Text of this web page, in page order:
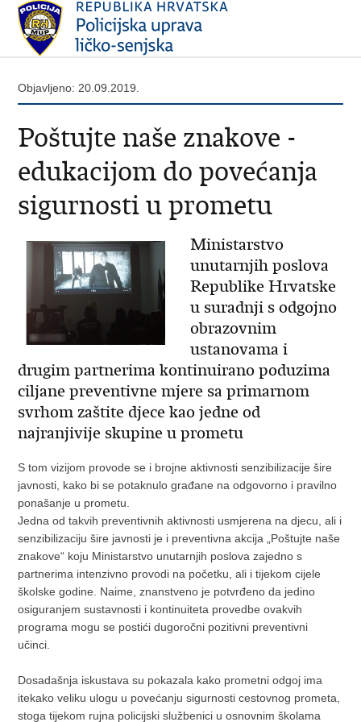
Objavljeno: 20.09.2019.
Poštujte naše znakove -
edukacijom do povećanja
sigurnosti u prometu
Ministarstvo
unutarnjih poslova
Republike Hrvatske
u suradnji s odgojno
obrazovnim
ustanovama i
drugim partnerima kontinuirano poduzima
ciljane preventivne mjere sa primarnom
svrhom zaštite djece kao jedne od
najranjivije skupine u prometu
S tom vizijom provode se i brojne aktivnosti senzibilizacije šire
javnosti, kako bi se potaknulo građane na odgovorno i pravilno
ponašanje u prometu.
Jedna od takvih preventivnih aktivnosti usmjerena na djecu, ali i
senzibilizaciju šire javnosti je i preventivna akcija „Poštujte naše
znakove“ koju Ministarstvo unutarnjih poslova zajedno s
partnerima intenzivno provodi na početku, ali i tijekom cijele
školske godine. Naime, znanstveno je potvrđeno da jedino
osiguranjem sustavnosti i kontinuiteta provedbe ovakvih
programa mogu se postići dugoročni pozitivni preventivni
učinci.
Dosadašnja iskustava su pokazala kako prometni odgoj ima
itekako veliku ulogu u povećanju sigurnosti cestovnog prometa,
stoga tijekom rujna policijski službenici u osnovnim školama